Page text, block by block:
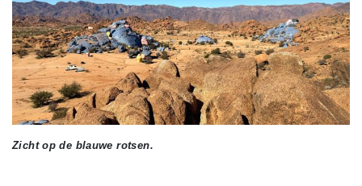
Zicht op de blauwe rotsen.